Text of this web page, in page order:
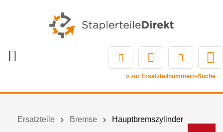
» zur Ersatzteilnummern-Suche
Ersatzteile Bremse Hauptbremszylinder